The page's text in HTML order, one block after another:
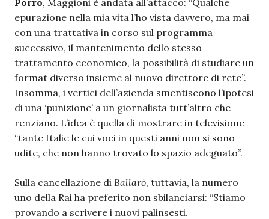
Porro, Maggioni è andata all’attacco: “Qualche
epurazione nella mia vita l’ho vista davvero, ma mai
con una trattativa in corso sul programma
successivo, il mantenimento dello stesso
trattamento economico, la possibilità di studiare un
format diverso insieme al nuovo direttore di rete”.
Insomma, i vertici dell’azienda smentiscono l’ipotesi
di una ‘punizione’ a un giornalista tutt’altro che
renziano. L’idea è quella di mostrare in televisione
“tante Italie le cui voci in questi anni non si sono
udite, che non hanno trovato lo spazio adeguato”.
Sulla cancellazione di Ballarò, tuttavia, la numero
uno della Rai ha preferito non sbilanciarsi: “Stiamo
provando a scrivere i nuovi palinsesti.